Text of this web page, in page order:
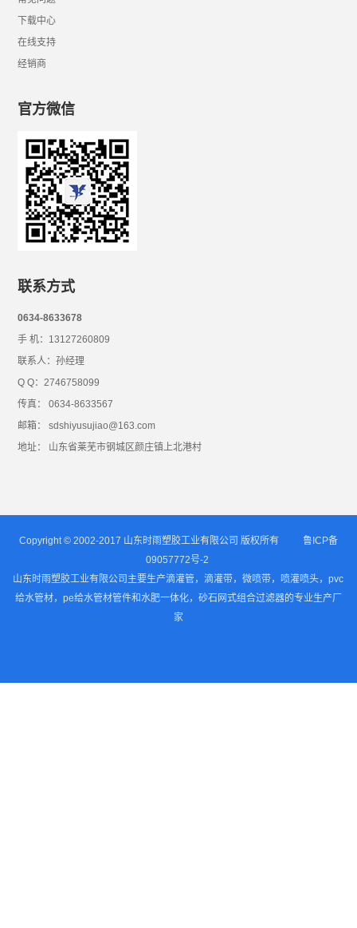
下载中心
在线支持
经销商
官方微信
联系方式
0634-8633678
手 机：13127260809
联系人：孙经理
Q Q：2746758099
传真： 0634-8633567
邮箱： sdshiyusujiao@163.com
地址： 山东省莱芜市钢城区颜庄镇上北港村
Copyright © 2002-2017 山东时雨塑胶工业有限公司 版权所有
鲁ICP备
09057772号-2
山东时雨塑胶工业有限公司主要生产滴灌管，滴灌带，微喷带，喷灌喷头，pvc
给水管材，pe给水管材管件和水肥一体化，砂石网式组合过滤器的专业生产厂
家